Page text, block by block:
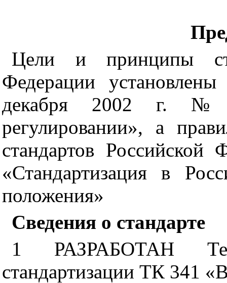
Цели и принципы
Федерации
декабря 2002
регулировании», а
стандартов
«Стандартизация в
положения»
Сведения о стандарте
1 РАЗРАБОТАН
стандартизации ТК 341